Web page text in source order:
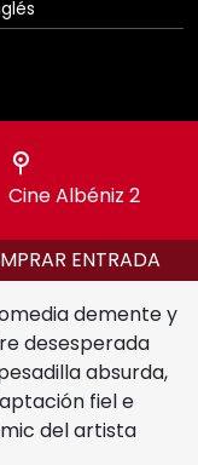
Cine Albéniz 2
ENTRADA
demente y
desesperada
absurda,
fiel e
del artista